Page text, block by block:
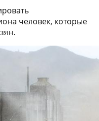
человек, которые